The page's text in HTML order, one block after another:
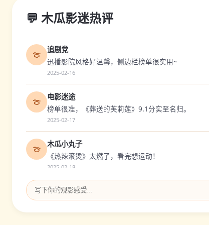
💬 木瓜影迷热评
🍈
追剧党
迅播影院风格好温馨，侧边栏榜单很实用~
2025-02-16
🍈
电影迷途
榜单很准，《葬送的芙莉莲》9.1分实至名归。
2025-02-17
🍈
木瓜小丸子
《热辣滚烫》太燃了，看完想运动！
2025-02-18